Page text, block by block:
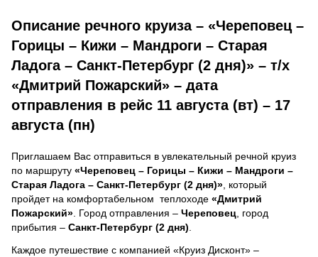
Описание речного круиза – «Череповец –
Горицы – Кижи – Мандроги – Старая
Ладога – Санкт-Петербург (2 дня)» – т/х
«Дмитрий Пожарский» – дата
отправления в рейс 11 августа (вт) – 17
августа (пн)
Приглашаем Вас отправиться в увлекательный речной круиз
по маршруту «Череповец – Горицы – Кижи – Мандроги –
Старая Ладога – Санкт-Петербург (2 дня)» , который
пройдет на комфортабельном теплоходе «Дмитрий
Пожарский» . Город отправления – Череповец , город
прибытия – Санкт-Петербург (2 дня)
Каждое путешествие с компанией «Круиз Дисконт» –